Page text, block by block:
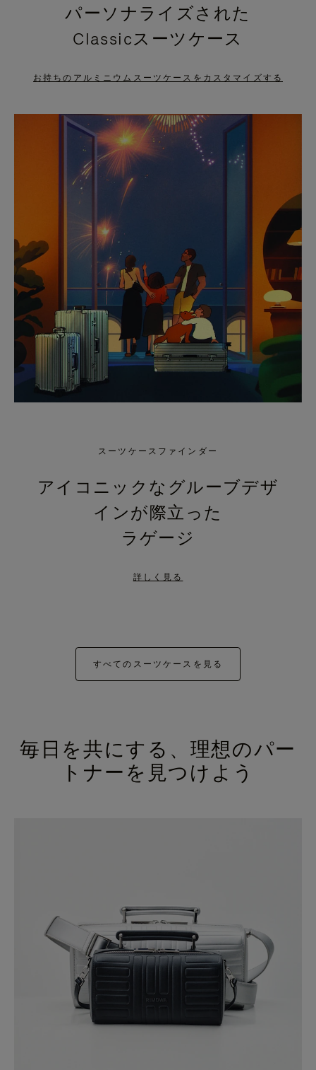
PRESS
PAUSE
PRESS
TO
UNMUTE
パーソナライズされた
Classicスーツケース
お持ちのアルミニウムスーツケースをカスタマイズする
スーツケースファインダー
アイコニックなグルーブデザ
インが際立った
ラゲージ
詳しく見る
すべてのスーツケースを見る
毎日を共にする、理想のパー
トナーを見つけよう